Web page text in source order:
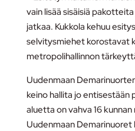
vain lisää sisäisiä
jatkaa. Kukkola kehuu
selvitysmiehet korostavat
metropolihallinnon
Uudenmaan
keino hallita jo entisestään
aluetta on vahva 16
Uudenmaan Demarinuoret